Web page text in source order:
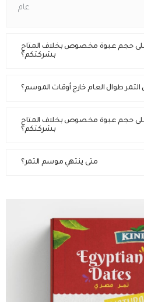
عام
حجم عبوة مخصوص بخلاف المتاح
بشركتكم؟
طوال العام خارج أوقات الموسم؟
حجم عبوة مخصوص بخلاف المتاح
بشركتكم؟
متى ينتهي موسم التمر؟